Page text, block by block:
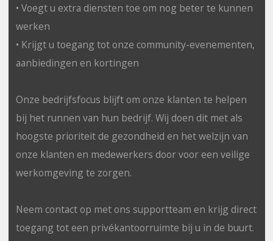
• Voegt u extra diensten toe om nog beter te kunnen
werken
• Krijgt u toegang tot onze community-evenementen,
aanbiedingen en kortingen
Onze bedrijfsfocus blijft om onze klanten te helpen
bij het runnen van hun bedrijf. Wij doen dit met als
hoogste prioriteit de gezondheid en het welzijn van
onze klanten en medewerkers door voor een veilige
werkomgeving te zorgen.
Neem contact op met ons supportteam en krijg direct
toegang tot een privékantoorruimte bij u in de buurt.